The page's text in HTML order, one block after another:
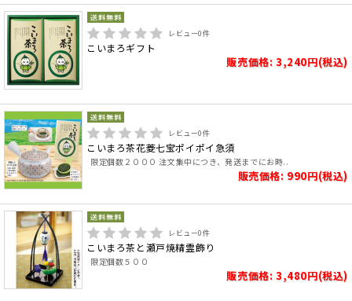
レビュー0件
こいまろギフト
販売価格: 3,240円(税込)
レビュー0件
こいまろ茶花菱七宝ポイポイ急須
限定個数２０００ 注文集中につき、発送までにお時..
販売価格: 990円(税込)
レビュー0件
こいまろ茶と瀬戸焼精霊飾り
限定個数５００
販売価格: 3,480円(税込)